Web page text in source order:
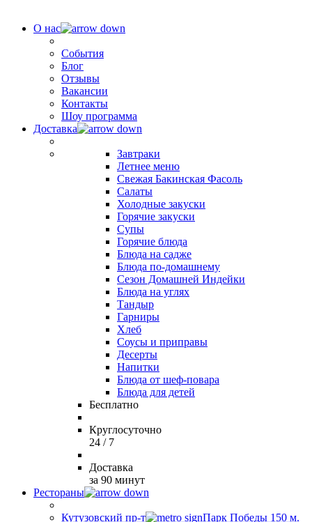
О нас
События
Блог
Отзывы
Вакансии
Контакты
Шоу программа
Доставка
Завтраки
Летнее меню
Свежая Бакинская Фасоль
Салаты
Холодные закуски
Горячие закуски
Супы
Горячие блюда
Блюда на садже
Блюда по-домашнему
Сезон Домашней Индейки
Блюда на углях
Тандыр
Гарниры
Хлеб
Соусы и приправы
Десерты
Напитки
Блюда от шеф-повара
Блюда для детей
Бесплатно
Круглосуточно
24 / 7
Доставка
за 90 минут
Рестораны
Кутузовский пр-т
Парк Победы 150 м.